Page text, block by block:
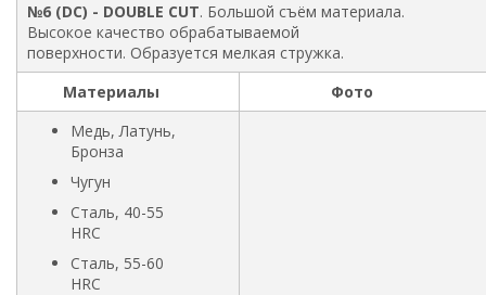
№6 (DC) - DOUBLE CUT. Большой съём материала.
Высокое качество обрабатываемой
поверхности. Образуется мелкая стружка.
Материалы
Фото
Медь, Латунь,
Бронза
Чугун
Сталь, 40-55
HRC
Сталь, 55-60
HRC